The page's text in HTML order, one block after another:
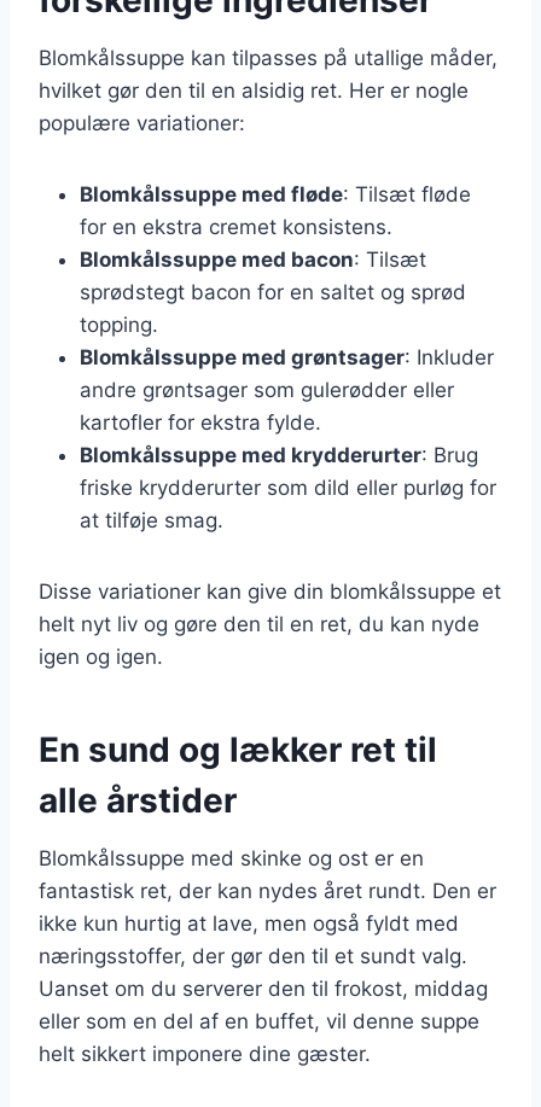
Blomkålssuppe kan tilpasses på utallige måder,
hvilket gør den til en alsidig ret. Her er nogle
populære variationer:
Blomkålssuppe med fløde: Tilsæt fløde
for en ekstra cremet konsistens.
Blomkålssuppe med bacon: Tilsæt
sprødstegt bacon for en saltet og sprød
topping.
Blomkålssuppe med grøntsager: Inkluder
andre grøntsager som gulerødder eller
kartofler for ekstra fylde.
Blomkålssuppe med krydderurter: Brug
friske krydderurter som dild eller purløg for
at tilføje smag.
Disse variationer kan give din blomkålssuppe et
helt nyt liv og gøre den til en ret, du kan nyde
igen og igen.
En sund og lækker ret til
alle årstider
Blomkålssuppe med skinke og ost er en
fantastisk ret, der kan nydes året rundt. Den er
ikke kun hurtig at lave, men også fyldt med
næringsstoffer, der gør den til et sundt valg.
Uanset om du serverer den til frokost, middag
eller som en del af en buffet, vil denne suppe
helt sikkert imponere dine gæster.